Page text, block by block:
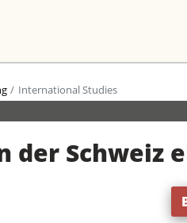
International Studies
der Schweiz